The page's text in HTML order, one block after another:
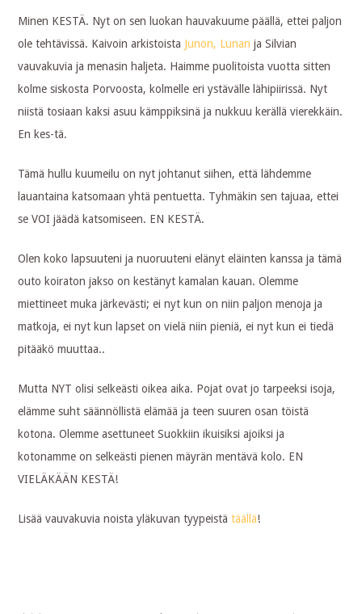
Minen KESTÄ. Nyt on sen luokan hauvakuume päällä, ettei paljon
ole tehtävissä. Kaivoin arkistoista Junon, Lunan ja Silvian
vauvakuvia ja menasin haljeta. Haimme puolitoista vuotta sitten
kolme siskosta Porvoosta, kolmelle eri ystävälle lähipiirissä. Nyt
niistä tosiaan kaksi asuu kämppiksinä ja nukkuu kerällä vierekkäin.
En kes-tä.
Tämä hullu kuumeilu on nyt johtanut siihen, että lähdemme
lauantaina katsomaan yhtä pentuetta. Tyhmäkin sen tajuaa, ettei
se VOI jäädä katsomiseen. EN KESTÄ.
Olen koko lapsuuteni ja nuoruuteni elänyt eläinten kanssa ja tämä
outo koiraton jakso on kestänyt kamalan kauan. Olemme
miettineet muka järkevästi; ei nyt kun on niin paljon menoja ja
matkoja, ei nyt kun lapset on vielä niin pieniä, ei nyt kun ei tiedä
pitääkö muuttaa..
Mutta NYT olisi selkeästi oikea aika. Pojat ovat jo tarpeeksi isoja,
elämme suht säännöllistä elämää ja teen suuren osan töistä
kotona. Olemme asettuneet Suokkiin ikuisiksi ajoiksi ja
kotonamme on selkeästi pienen mäyrän mentävä kolo. EN
VIELÄKÄÄN KESTÄ!
Lisää vauvakuvia noista yläkuvan tyypeistätäällä!